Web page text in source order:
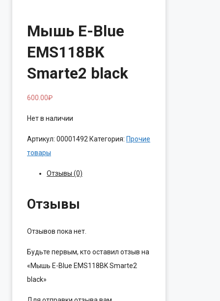
Мышь E-Blue
EMS118BK
Smarte2 black
600.00₽
Нет в наличии
Артикул: 00001492 Категория: Прочие
товары
Отзывы (0)
Отзывы
Отзывов пока нет.
Будьте первым, кто оставил отзыв на
«Мышь E-Blue EMS118BK Smarte2
black»